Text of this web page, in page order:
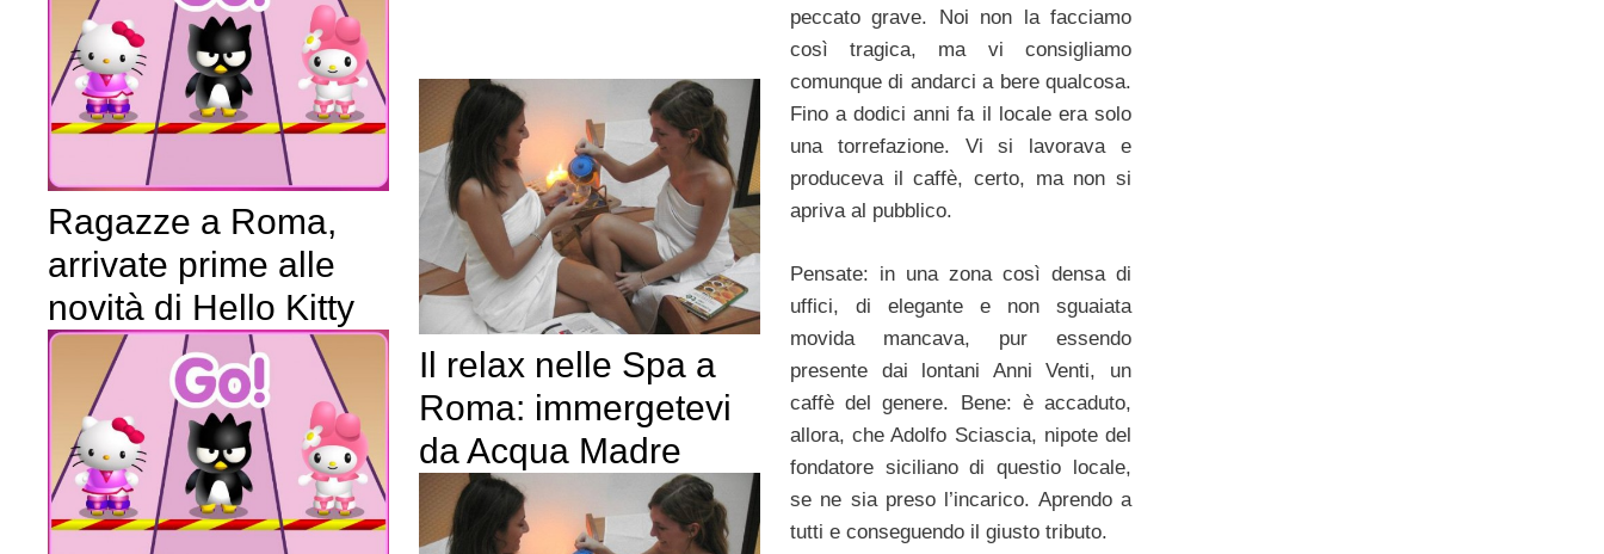
peccato grave. Noi non la facciamo
così tragica, ma vi consigliamo
comunque di andarci a bere qualcosa.
Fino a dodici anni fa il locale era solo
una torrefazione. Vi si lavorava e
produceva il caffè, certo, ma non si
apriva al pubblico.
Pensate: in una zona così densa di
uffici, di elegante e non sguaiata
movida mancava, pur essendo
presente dai lontani Anni Venti, un
caffè del genere. Bene: è accaduto,
allora, che Adolfo Sciascia, nipote del
fondatore siciliano di questio locale,
se ne sia preso l’incarico. Aprendo a
tutti e conseguendo il giusto tributo.
Ragazze a Roma,
arrivate prime alle
novità di Hello Kitty
Il relax nelle Spa a
Roma: immergetevi
da Acqua Madre